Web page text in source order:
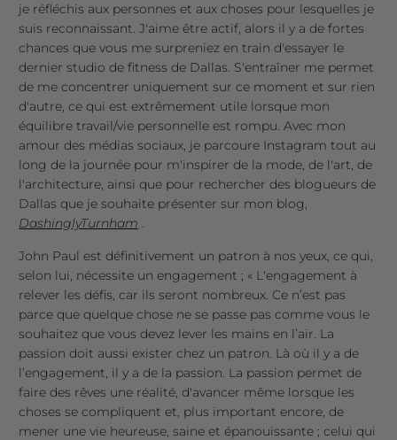
je réfléchis aux personnes et aux choses pour lesquelles je
suis reconnaissant. J'aime être actif, alors il y a de fortes
chances que vous me surpreniez en train d'essayer le
dernier studio de fitness de Dallas. S'entraîner me permet
de me concentrer uniquement sur ce moment et sur rien
d'autre, ce qui est extrêmement utile lorsque mon
équilibre travail/vie personnelle est rompu. Avec mon
amour des médias sociaux, je parcoure Instagram tout au
long de la journée pour m'inspirer de la mode, de l'art, de
l'architecture, ainsi que pour rechercher des blogueurs de
Dallas que je souhaite présenter sur mon blog,
DashinglyTurnham .
John Paul est définitivement un patron à nos yeux, ce qui,
selon lui, nécessite un engagement ; « L'engagement à
relever les défis, car ils seront nombreux. Ce n’est pas
parce que quelque chose ne se passe pas comme vous le
souhaitez que vous devez lever les mains en l’air. La
passion doit aussi exister chez un patron. Là où il y a de
l’engagement, il y a de la passion. La passion permet de
faire des rêves une réalité, d'avancer même lorsque les
choses se compliquent et, plus important encore, de
mener une vie heureuse, saine et épanouissante ; celui qui